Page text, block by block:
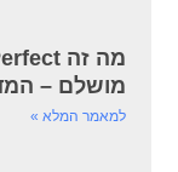
מושלם –
למאמר המלא »